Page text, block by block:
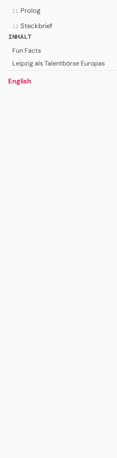
11 Prolog
12 Steckbrief
INHALT
Fun Facts
Leipzig als Talentbörse Europas
English